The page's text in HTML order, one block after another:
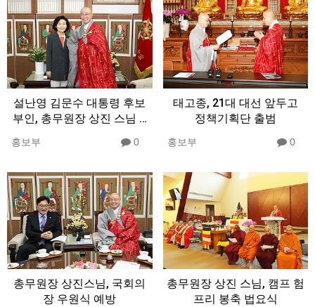
설난영 김문수 대통령 후보
부인, 총무원장 상진 스님 …
홍보부 0
태고종, 21대 대선 앞두고
정책기획단 출범
홍보부 0
총무원장 상진스님, 국회의
장 우원식 예방
총무원장 상진 스님, 캠프 험
프리 봉축 법요식